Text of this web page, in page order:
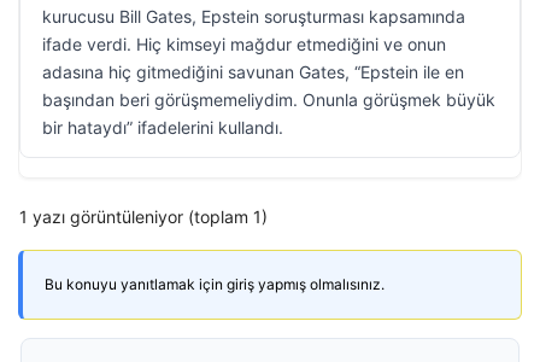
kurucusu Bill Gates, Epstein soruşturması kapsamında
ifade verdi. Hiç kimseyi mağdur etmediğini ve onun
adasına hiç gitmediğini savunan Gates, “Epstein ile en
başından beri görüşmemeliydim. Onunla görüşmek büyük
bir hataydı” ifadelerini kullandı.
1 yazı görüntüleniyor (toplam 1)
Bu konuyu yanıtlamak için giriş yapmış olmalısınız.